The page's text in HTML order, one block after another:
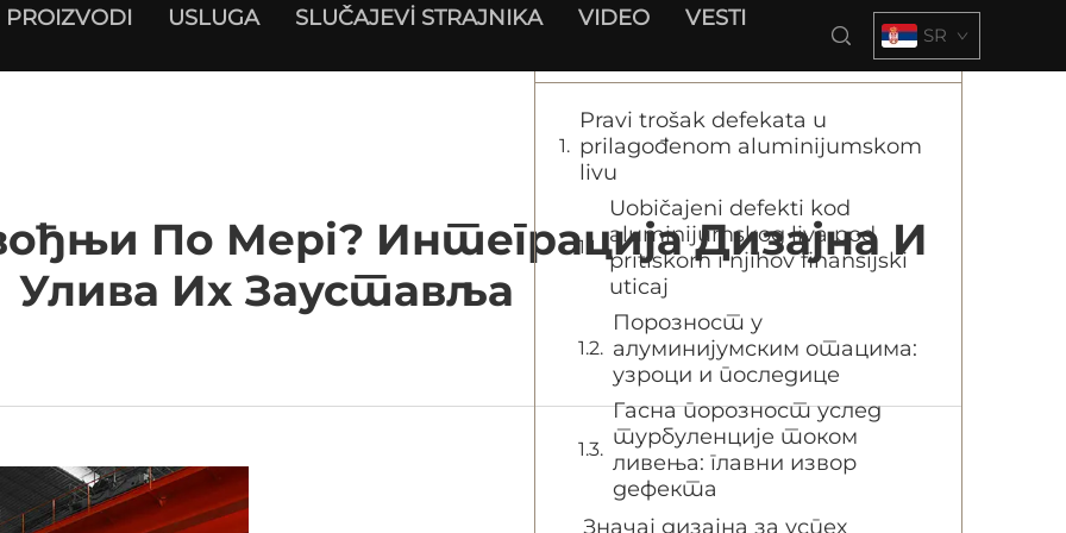
PROIZVODI USLUGA SLUČAJEVİ STRAJNIKA VIDEO
VESTI
SR
По Мерi? Интеграција Дизајна И
Улива Их Зауставља
Pravi trošak defekata u
prilagođenom aluminijumskom
livu
Uobičajeni defekti kod
aluminijumskog liva pod
pritiskom i njihov finansijski
uticaj
Порозност у
алуминијумским отацима:
узроци и последице
Гасна порозност услед
турбуленције током
ливења: главни извор
дефекта
Значај дизајна за успех